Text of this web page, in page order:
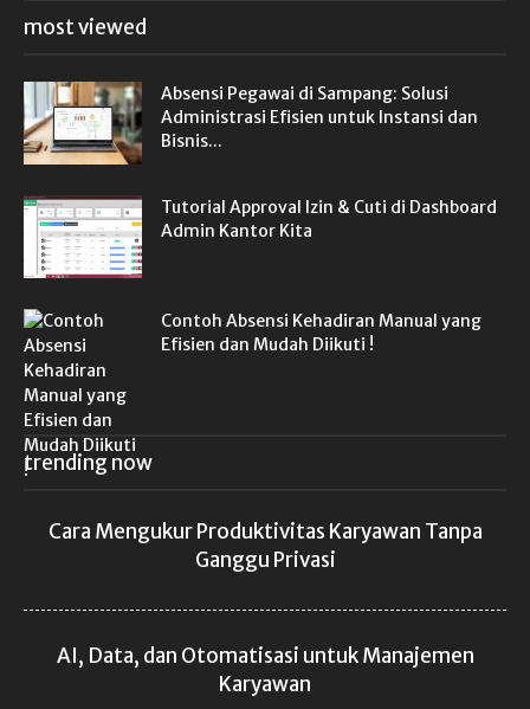
most viewed
Absensi Pegawai di Sampang: Solusi
Administrasi Efisien untuk Instansi dan
Bisnis...
Tutorial Approval Izin & Cuti di Dashboard
Admin Kantor Kita
Contoh Absensi Kehadiran Manual yang
Efisien dan Mudah Diikuti !
trending now
Cara Mengukur Produktivitas Karyawan Tanpa
Ganggu Privasi
AI, Data, dan Otomatisasi untuk Manajemen
Karyawan